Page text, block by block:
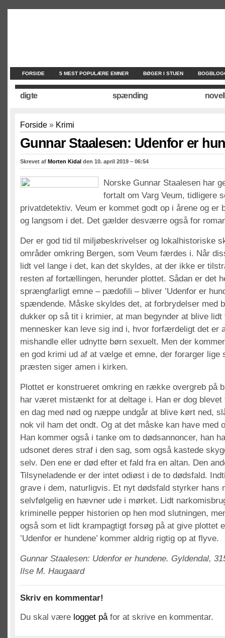
FORSIDE 5 MEST POPULÆRE EMNER BØGER I STUEN
digte spænding
Forside » Krimi
Gunnar Staalesen: Udenfor er
Skrevet af Morten Kidal den 10. april 2019 – 06:54
Norske Gunnar Staalesen har
fortalt om Varg Veum, tidligere
privatdetektiv. Veum er kommet godt op i årene og er
og langsom i det. Det gælder desværre også for
Der er god tid til miljøbeskrivelser og lokalhistoriske
områder omkring Bergen, som Veum færdes i. Når
lidt vel lange i det, kan det skyldes, at der ikke er
resten af fortællingen, herunder plottet. Sådan er det
sprængfarligt emne – pædofili – bliver ’Udenfor er
spændende. Måske skyldes det, at forbrydelser med
dukker op så tit i krimier, at man begynder at blive
mennesker kan leve sig ind i, hvor forfærdeligt det er
mishandle eller udnytte børn sexuelt. Men der
en god krimi ud af at vælge et emne, der forarger lige
præsten siger amen i kirken.
Plottet er konstrueret omkring en række overgreb på
har været mistænkt for at deltage i. Han er dog blevet
en dag med nød og næppe undgår at blive kørt ned,
nok vil ham det ondt. Og at det måske kan have med
Han kommer også i tanke om to dødsannoncer, han
udsonet deres straf i den sag, som også kastede
selv. Den ene er død efter et fald fra en altan. Den
Tilsyneladende er der intet odiøst i de to dødsfald.
grave i dem, naturligvis. Et nyt dødsfald styrker hans
selvfølgelig en hævner ude i mørket. Lidt
kriminelle pepper historien op hen mod slutningen,
også som et lidt krampagtigt forsøg på at give plottet
’Udenfor er hundene’ kommer aldrig rigtig op at flyve.
Gunnar Staalesen: Udenfor er hundene. Gyldendal,
Ilse M. Haugaard
Skriv en kommentar!
Du skal være logget påfor at skrive en kommentar.